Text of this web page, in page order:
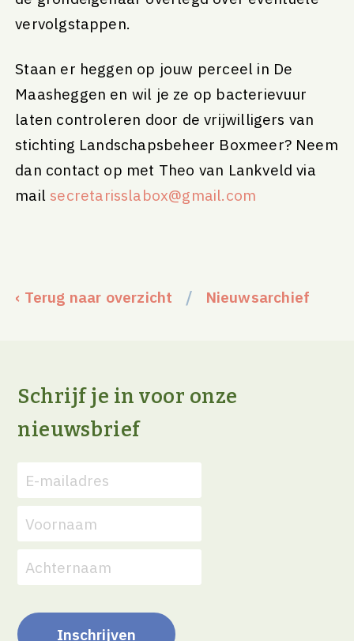
vervolgstappen.
Staan er heggen op jouw perceel in De
Maasheggen en wil je ze op bacterievuur
laten controleren door de vrijwilligers van
stichting Landschapsbeheer Boxmeer? Neem
dan contact op met Theo van Lankveld via
mail secretarisslabox@gmail.com
‹ Terug naar overzicht / Nieuwsarchief
Schrijf je in voor onze
nieuwsbrief